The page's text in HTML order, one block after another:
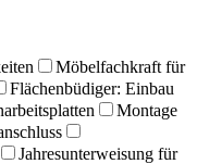
Möbelfachkraft für
Flächenbüdiger: Einbau
Montage
Jahresunterweisung für